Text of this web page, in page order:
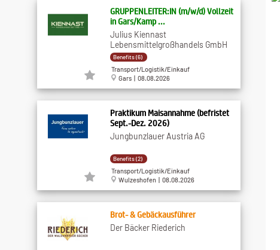
GRUPPENLEITER:IN (m/w/d) Vollzeit
in Gars/Kamp ...
Julius Kiennast
Lebensmittelgroßhandels GmbH
Benefits (6)
Transport/Logistik/Einkauf
Gars | 08.08.2026
Praktikum Maisannahme (befristet
Sept.-Dez. 2026)
Jungbunzlauer Austria AG
Benefits (2)
Transport/Logistik/Einkauf
Wulzeshofen | 08.08.2026
Brot- & Gebäckausführer
Der Bäcker Riederich